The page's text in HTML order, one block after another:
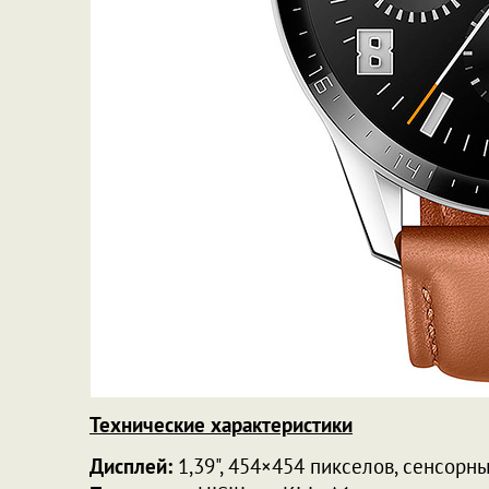
Технические характеристики
Дисплей: 1,39", 454×454 пикселов,